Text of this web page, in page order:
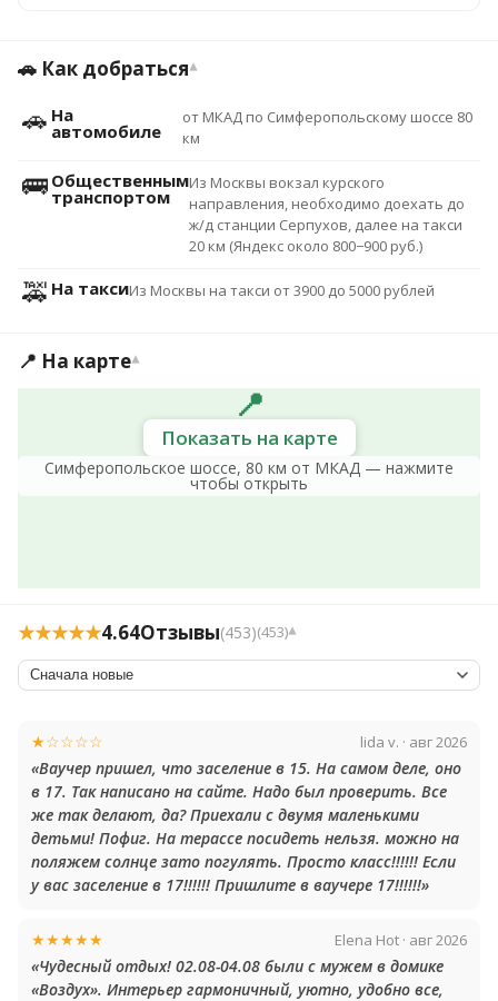
🚗 Как добраться▾
🚗 На
автомобиле
от МКАД по Симферопольскому шоссе 80
км
🚌 Общественным
транспортом
Из Москвы вокзал курского
направления, необходимо доехать до
ж/д станции Серпухов, далее на такси
20 км (Яндекс около 800−900 руб.)
🚕 На таксиИз Москвы на такси от 3900 до 5000 рублей
📍 На карте▾
📍
Показать на карте
Симферопольское шоссе, 80 км от МКАД — нажмите
чтобы открыть
★★★★★4.64Отзывы(453)(453)▾
★☆☆☆☆ lida v. · авг 2026
«Ваучер пришел, что заселение в 15. На самом деле, оно
в 17. Так написано на сайте. Надо был проверить. Все
же так делают, да? Приехали с двумя маленькими
детьми! Пофиг. На терассе посидеть нельзя. можно на
поляжем солнце зато погулять. Просто класс!!!!!! Если
у вас заселение в 17!!!!!! Пришлите в ваучере 17!!!!!!»
★★★★★ Elena Hot · авг 2026
«Чудесный отдых! 02.08-04.08 были с мужем в домике
«Воздух». Интерьер гармоничный, уютно, удобно все,